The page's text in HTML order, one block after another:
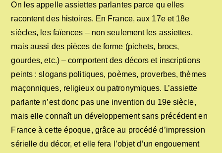
publication :
On les appelle assiettes parlantes parce qu elles
racontent des histoires. En France, aux 17e et 18e
siècles, les faïences – non seulement les assiettes,
mais aussi des pièces de forme (pichets, brocs,
gourdes, etc.) – comportent des décors et inscriptions
peints : slogans politiques, poèmes, proverbes, thèmes
maçonniques, religieux ou patronymiques. L’assiette
parlante n’est donc pas une invention du 19e siècle,
mais elle connaît un développement sans précédent en
France à cette époque, grâce au procédé d’impression
sérielle du décor, et elle fera l’objet d’un engouement